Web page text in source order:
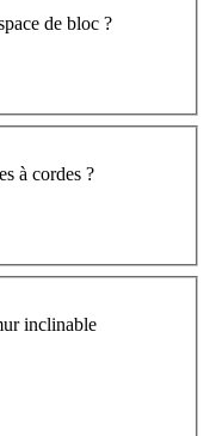
de bloc ?
à cordes ?
inclinable